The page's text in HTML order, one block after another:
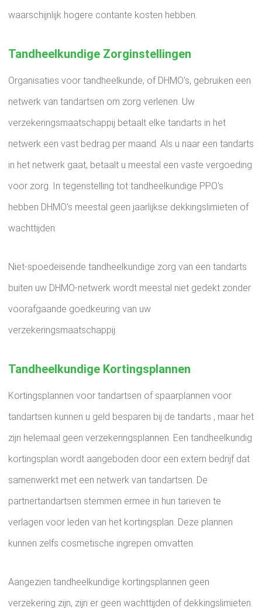
waarschijnlijk hogere contante kosten hebben.
Tandheelkundige Zorginstellingen
Organisaties voor tandheelkunde, of DHMO's, gebruiken een
netwerk van tandartsen om zorg verlenen. Uw
verzekeringsmaatschappij betaalt elke tandarts in het
netwerk een vast bedrag per maand. Als u naar een tandarts
in het netwerk gaat, betaalt u meestal een vaste vergoeding
voor zorg. In tegenstelling tot tandheelkundige PPO's
hebben DHMO's meestal geen jaarlijkse dekkingslimieten of
wachttijden.
Niet-spoedeisende tandheelkundige zorg van een tandarts
buiten uw DHMO-netwerk wordt meestal niet gedekt zonder
voorafgaande goedkeuring van uw
verzekeringsmaatschappij.
Tandheelkundige Kortingsplannen
Kortingsplannen voor tandartsen of spaarplannen voor
tandartsen kunnen u geld besparen bij de tandarts , maar het
zijn helemaal geen verzekeringsplannen. Een tandheelkundig
kortingsplan wordt aangeboden door een extern bedrijf dat
samenwerkt met een netwerk van tandartsen. De
partnertandartsen stemmen ermee in hun tarieven te
verlagen voor leden van het kortingsplan. Deze plannen
kunnen zelfs cosmetische ingrepen omvatten.
Aangezien tandheelkundige kortingsplannen geen
verzekering zijn, zijn er geen wachttijden of dekkingslimieten.